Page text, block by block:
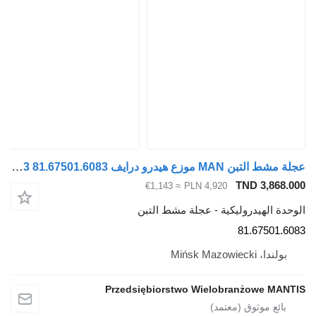
عجلة مشط التبن MAN موزع هيدرو درايف TGX TGS TGA 81675016083 81.67501.6083 لـ السيارات القاطرة MAN
TND
PLN 4,920
≈ €1,143
الهيدروليكية - عجلة مشط التبن
بولندا، Mińsk Mazowiecki
Przedsiębiorstwo Wielobranżowe